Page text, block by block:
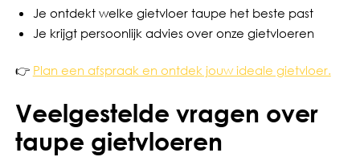
Je ontdekt welke gietvloer taupe het beste past
Je krijgt persoonlijk advies over onze gietvloeren
👉 Plan een afspraak en ontdek jouw ideale gietvloer.
Veelgestelde vragen over
taupe gietvloeren